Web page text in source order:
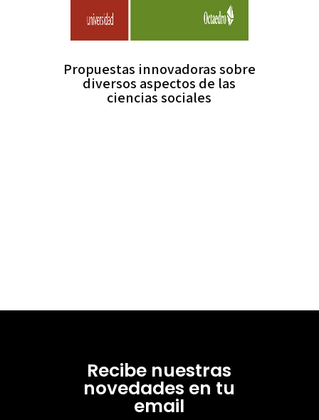
Propuestas innovadoras sobre
diversos aspectos de las
ciencias sociales
Recibe nuestras
novedades en tu
email